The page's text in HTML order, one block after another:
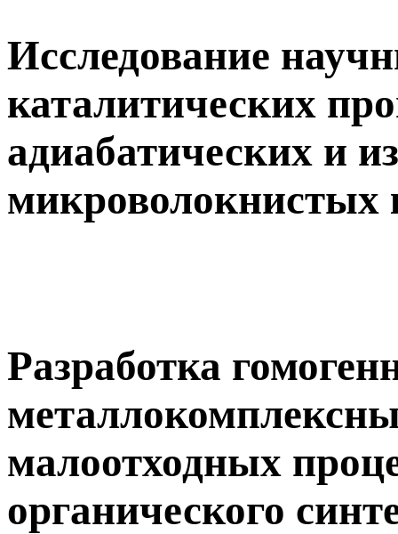
Исследование
каталитических
адиабатических и
микроволокнистых
Разработка
малоотходных
органического